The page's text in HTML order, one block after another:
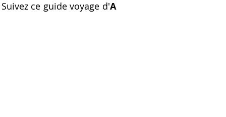
Suivez ce guide voyage d'A